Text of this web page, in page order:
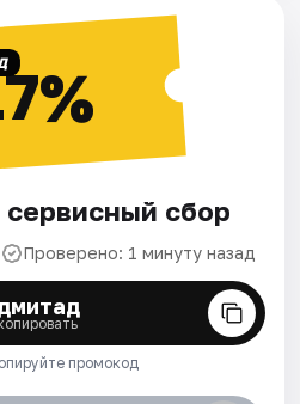
сервисный сбор
Проверено: 1 минуту назад
промокод